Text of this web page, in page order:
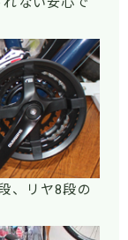
、リヤ8段の